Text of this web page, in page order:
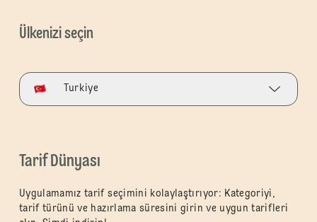
Ülkenizi seçin
Turkiye
Tarif Dünyası
Uygulamamız tarif seçimini kolaylaştırıyor: Kategoriyi,
tarif türünü ve hazırlama süresini girin ve uygun tarifleri